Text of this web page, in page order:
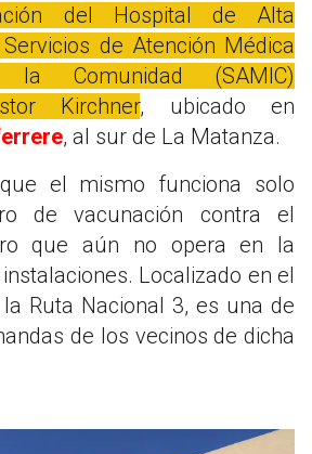
del Hospital de Alta
de Atención Médica
Comunidad (SAMIC)
Kirchner, ubicado en
, al sur de La Matanza.
el mismo funciona solo
de vacunación contra el
que aún no opera en la
Localizado en el
Ruta Nacional 3, es una de
de los vecinos de dicha